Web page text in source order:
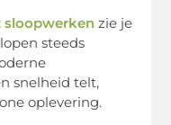
sloopwerken zie je
steeds
snelheid telt,
oplevering.